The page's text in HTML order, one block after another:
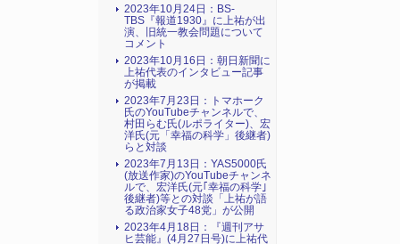
2023年10月24日：BS-
TBS『報道1930』に上祐が出
演、旧統一教会問題について
コメント
2023年10月16日：朝日新聞に
上祐代表のインタビュー記事
が掲載
2023年7月23日：トマホーク
氏のYouTubeチャンネルで、
村田らむ氏(ルポライター)、宏
洋氏(元「幸福の科学」後継者)
らと対談
2023年7月13日：YAS5000氏
(放送作家)のYouTubeチャンネ
ルで、宏洋氏(元｢幸福の科学｣
後継者)等との対談「上祐が語
る政治家女子48党」が公開
2023年4月18日：『週刊アサ
ヒ芸能』(4月27日号)に上祐代